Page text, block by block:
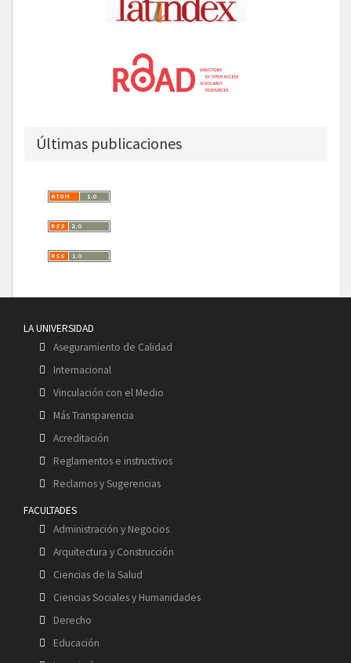
Últimas publicaciones
LA UNIVERSIDAD
Aseguramiento de Calidad
Internacional
Vinculación con el Medio
Más Transparencia
Acreditación
Reglamentos e instructivos
Reclamos y Sugerencias
FACULTADES
Administración y Negocios
Arquitectura y Construcción
Ciencias de la Salud
Ciencias Sociales y Humanidades
Derecho
Educación